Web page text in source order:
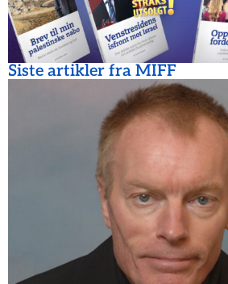
Siste artikler fra MIFF